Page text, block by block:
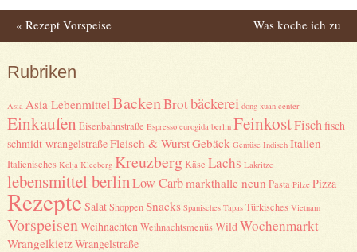
Post navigation
« Rezept Vorspeise
Flusskrebsen
Was koche ich zu
Rubriken
Asia Asia LebenmittelBackenBrotbäckerei dong xuan center
Einkaufen Eisenbahnstraße Espresso eurogida berlin FeinkostFischfisch
schmidt wrangelstraßeFleisch & WurstGebäck Gemüse Indisch Italien
Italienisches Kolja Kleeberg KreuzbergKäse Lachs Lakritze
lebensmittel berlinLow Carbmarkthalle neun Pasta Pilze Pizza
RezepteSalatShoppenSnacks Spanisches Tapas Türkisches Vietnam
VorspeisenWeihnachtenWeihnachtsmenüsWildWochenmarkt
WrangelkietzWrangelstraße